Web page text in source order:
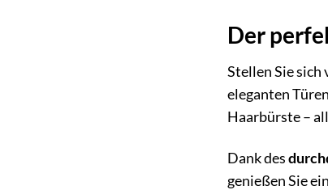
Der
Stellen Sie sich
eleganten
Haarbürste –
Dank des
genießen Sie